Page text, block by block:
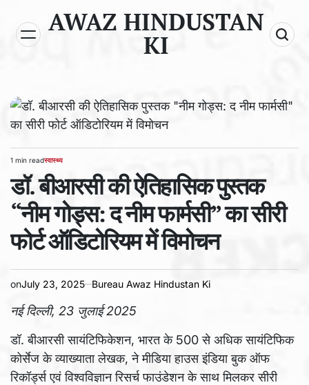
content
AWAZ HINDUSTAN
KI
Estimated
read
time
1 min readPOSTED
IN
स्वास्थ्य
डॉ. बीआरसी की ऐतिहासिक पुस्तक
“नीम गोड्स: द नीम फार्मसी” का सीरी
फोर्ट ऑडिटोरियम में विमोचन
onJuly 23, 2025 Bureau Awaz Hindustan Ki
नई दिल्ली, 23 जुलाई 2025
डॉ. बीआरसी सायंटिफिकेशन, भारत के 500 से अधिक सायंटिफिक
कोर्सेज के व्याख्याता लेखक, ने मीडिया हाउस इंडिया बुक ऑफ
रिकॉर्ड्स एवं विश्वविज्ञान रिसर्च फाउंडेशन के साथ मिलकर सीरी